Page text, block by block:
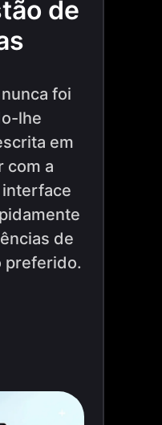
de
foi
lhe
em
com a
de
preferido.